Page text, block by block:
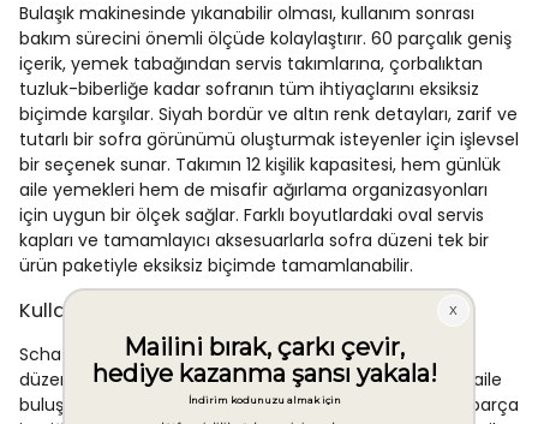
Bulaşık makinesinde yıkanabilir olması, kullanım sonrası
bakım sürecini önemli ölçüde kolaylaştırır. 60 parçalık geniş
içerik, yemek tabağından servis takımlarına, çorbalıktan
tuzluk-biberliğe kadar sofranın tüm ihtiyaçlarını eksiksiz
biçimde karşılar. Siyah bordür ve altın renk detayları, zarif ve
tutarlı bir sofra görünümü oluşturmak isteyenler için işlevsel
bir seçenek sunar. Takımın 12 kişilik kapasitesi, hem günlük
aile yemekleri hem de misafir ağırlama organizasyonları
için uygun bir ölçek sağlar. Farklı boyutlardaki oval servis
kapları ve tamamlayıcı aksesuarlarla sofra düzeni tek bir
ürün paketiyle eksiksiz biçimde tamamlanabilir.
Kullanım Alanları
Schafer Tılsım Charm Yemek Takımı, ev ortamında
düzenlenen özel yemek davetleri, bayram sofraları ve aile
buluşmaları için uygundur. 12 kişilik kapasitesi ve geniş parça